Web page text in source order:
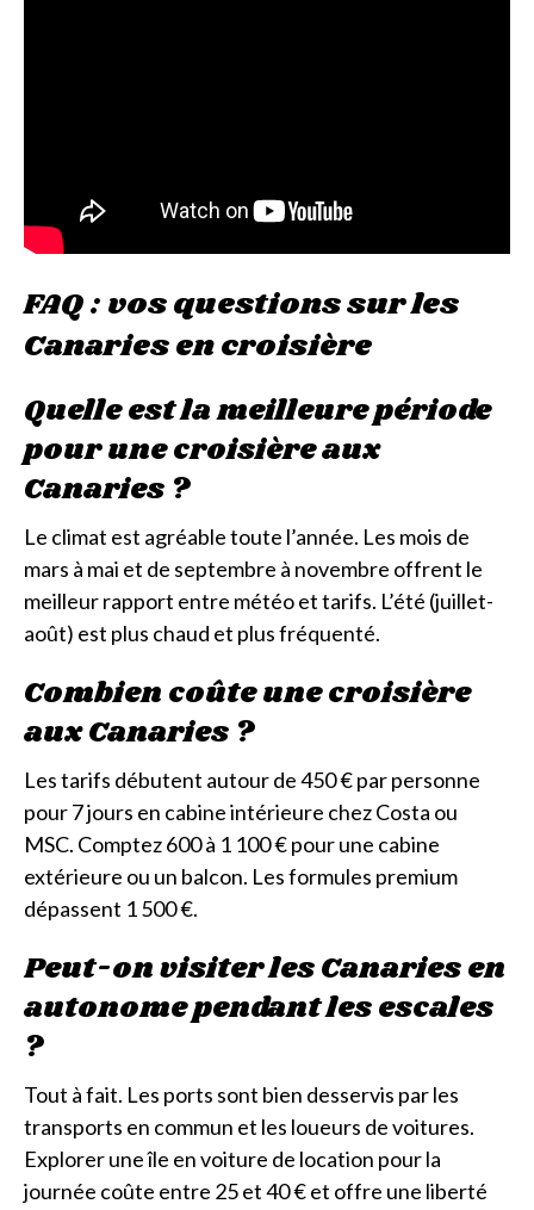
FAQ : vos questions sur les
Canaries en croisière
Quelle est la meilleure période
pour une croisière aux
Canaries ?
Le climat est agréable toute l’année. Les mois de
mars à mai et de septembre à novembre offrent le
meilleur rapport entre météo et tarifs. L’été (juillet-
août) est plus chaud et plus fréquenté.
Combien coûte une croisière
aux Canaries ?
Les tarifs débutent autour de 450 € par personne
pour 7 jours en cabine intérieure chez Costa ou
MSC. Comptez 600 à 1 100 € pour une cabine
extérieure ou un balcon. Les formules premium
dépassent 1 500 €.
Peut-on visiter les Canaries en
autonome pendant les escales
?
Tout à fait. Les ports sont bien desservis par les
transports en commun et les loueurs de voitures.
Explorer une île en voiture de location pour la
journée coûte entre 25 et 40 € et offre une liberté